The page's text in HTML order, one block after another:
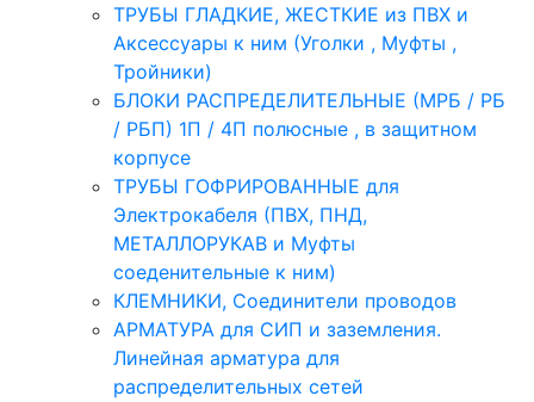
ТРУБЫ ГЛАДКИЕ, ЖЕСТКИЕ из ПВХ и
Аксессуары к ним (Уголки , Муфты ,
Тройники)
БЛОКИ РАСПРЕДЕЛИТЕЛЬНЫЕ (МРБ / РБ
/ РБП) 1П / 4П полюсные , в защитном
корпусе
ТРУБЫ ГОФРИРОВАННЫЕ для
Электрокабеля (ПВХ, ПНД,
МЕТАЛЛОРУКАВ и Муфты
соеденительные к ним)
КЛЕМНИКИ, Соединители проводов
АРМАТУРА для СИП и заземления.
Линейная арматура для
распределительных сетей